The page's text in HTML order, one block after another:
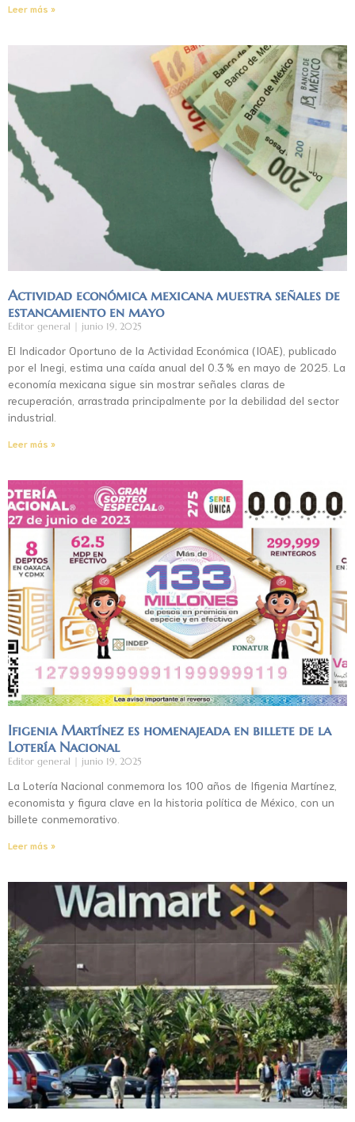
Leer más »
Actividad económica mexicana muestra señales de
estancamiento en mayo
Editor general junio 19, 2025
El Indicador Oportuno de la Actividad Económica (IOAE), publicado
por el Inegi, estima una caída anual del 0.3 % en mayo de 2025. La
economía mexicana sigue sin mostrar señales claras de
recuperación, arrastrada principalmente por la debilidad del sector
industrial.
Leer más »
Ifigenia Martínez es homenajeada en billete de la
Lotería Nacional
Editor general junio 19, 2025
La Lotería Nacional conmemora los 100 años de Ifigenia Martínez,
economista y figura clave en la historia política de México, con un
billete conmemorativo.
Leer más »